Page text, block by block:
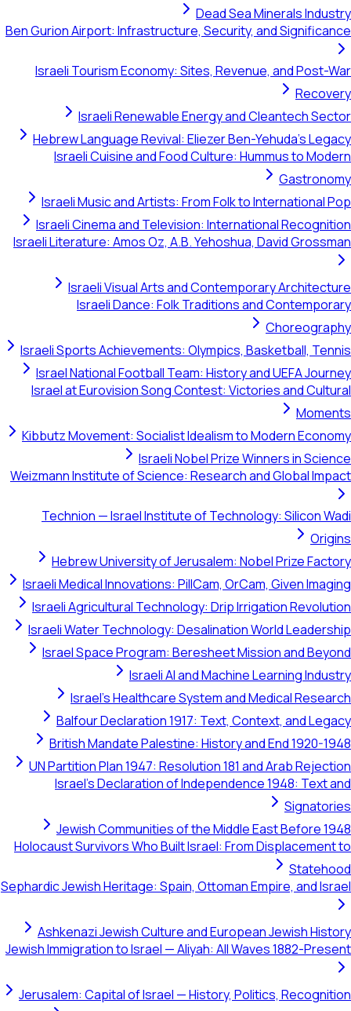
Dead Sea Minerals Industry
Ben Gurion Airport: Infrastructure, Security, and Significance
Israeli Tourism Economy: Sites, Revenue, and Post-War
Recovery
Israeli Renewable Energy and Cleantech Sector
Hebrew Language Revival: Eliezer Ben-Yehuda's Legacy
Israeli Cuisine and Food Culture: Hummus to Modern
Gastronomy
Israeli Music and Artists: From Folk to International Pop
Israeli Cinema and Television: International Recognition
Israeli Literature: Amos Oz, A.B. Yehoshua, David Grossman
Israeli Visual Arts and Contemporary Architecture
Israeli Dance: Folk Traditions and Contemporary
Choreography
Israeli Sports Achievements: Olympics, Basketball, Tennis
Israel National Football Team: History and UEFA Journey
Israel at Eurovision Song Contest: Victories and Cultural
Moments
Kibbutz Movement: Socialist Idealism to Modern Economy
Israeli Nobel Prize Winners in Science
Weizmann Institute of Science: Research and Global Impact
Technion — Israel Institute of Technology: Silicon Wadi
Origins
Hebrew University of Jerusalem: Nobel Prize Factory
Israeli Medical Innovations: PillCam, OrCam, Given Imaging
Israeli Agricultural Technology: Drip Irrigation Revolution
Israeli Water Technology: Desalination World Leadership
Israel Space Program: Beresheet Mission and Beyond
Israeli AI and Machine Learning Industry
Israel's Healthcare System and Medical Research
Balfour Declaration 1917: Text, Context, and Legacy
British Mandate Palestine: History and End 1920-1948
UN Partition Plan 1947: Resolution 181 and Arab Rejection
Israel's Declaration of Independence 1948: Text and
Signatories
Jewish Communities of the Middle East Before 1948
Holocaust Survivors Who Built Israel: From Displacement to
Statehood
Sephardic Jewish Heritage: Spain, Ottoman Empire, and Israel
Ashkenazi Jewish Culture and European Jewish History
Jewish Immigration to Israel — Aliyah: All Waves 1882-Present
Jerusalem: Capital of Israel — History, Politics, Recognition